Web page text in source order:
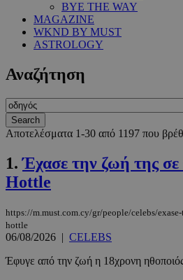
BYE THE WAY
MAGAZINE
WKND BY MUST
ASTROLOGY
Αναζήτηση
Αποτελέσματα 1-30 από 1197 που
1.Έχασε την ζωή της σε
Hottle
https://m.must.com.cy/gr/people/celebs/
hottle
06/08/2026 | CELEBS
Έφυγε από την ζωή η 18χρονη